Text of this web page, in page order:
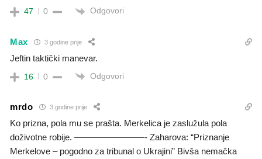
47 0 Odgovori
Max 3 godine prije
Jeftin taktički manevar.
16 0 Odgovori
mrdo 3 godine prije
Ko prizna, pola mu se prašta. Merkelica je zaslužula pola
doživotne robije. ————————- Zaharova: “Priznanje
Merkelove – pogodno za tribunal o Ukrajini” Bivša nemačka